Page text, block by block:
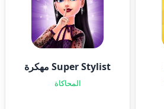
Super Stylist مهكرة
المحاكاة